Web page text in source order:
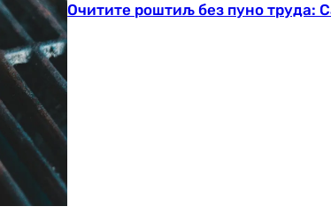
Очитите роштиљ без пуно труда: